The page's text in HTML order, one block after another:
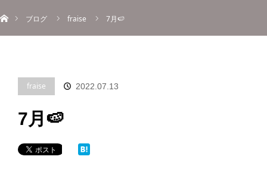
menu
About
Information
ご予約
ブログ
fraise 7月🍉
fraise 2022.07.13
7月🍉